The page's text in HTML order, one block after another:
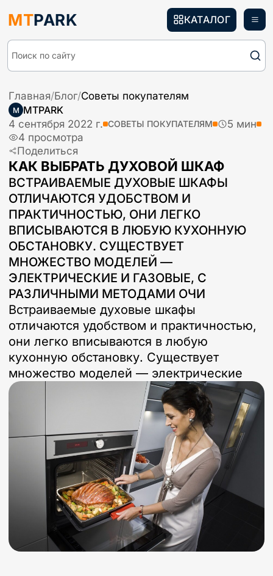
MTPARK
Поиск по сайту
КАТАЛОГ
Главная/Блог/Советы покупателям
M MTPARK
4 сентября 2022 г. СОВЕТЫ ПОКУПАТЕЛЯМ 5 мин
4 просмотра
Поделиться
КАК ВЫБРАТЬ ДУХОВОЙ ШКАФ
ВСТРАИВАЕМЫЕ ДУХОВЫЕ ШКАФЫ
ОТЛИЧАЮТСЯ УДОБСТВОМ И
ПРАКТИЧНОСТЬЮ, ОНИ ЛЕГКО
ВПИСЫВАЮТСЯ В ЛЮБУЮ КУХОННУЮ
ОБСТАНОВКУ. СУЩЕСТВУЕТ
МНОЖЕСТВО МОДЕЛЕЙ —
ЭЛЕКТРИЧЕСКИЕ И ГАЗОВЫЕ, С
РАЗЛИЧНЫМИ МЕТОДАМИ ОЧИ
Встраиваемые духовые шкафы
отличаются удобством и практичностью,
они легко вписываются в любую
кухонную обстановку. Существует
множество моделей — электрические